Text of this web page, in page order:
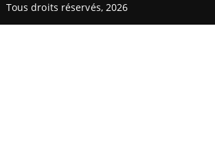
Tous droits réservés, 2026